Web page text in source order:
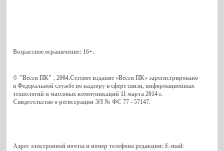
Возрастное ограничение: 16+.
© "Вести ПК" , 2004.Сетевое издание «Вести ПК» зарегистрировано
в Федеральной службе по надзору в сфере связи, информационных
технологий и массовых коммуникаций 11 марта 2014 г.
Свидетельство о регистрации ЭЛ № ФС 77 - 57147.
Адрес электронной почты и номер телефона редакции: E-mail: